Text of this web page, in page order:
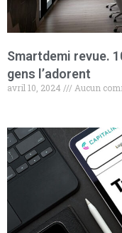
Smartdemi revue.
gens l’adorent
avril 10, 2024 Aucun